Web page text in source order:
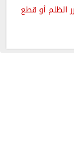
الظلم أو قطع